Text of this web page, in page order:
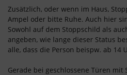
Zusätzlich, oder wenn im Haus,
Ampel oder bitte Ruhe. Auch hier
Sowohl auf dem Stoppschild als
angeben, wie lange dieser Status
alle, dass die Person beispw. ab 14
Gerade bei geschlossene Türen